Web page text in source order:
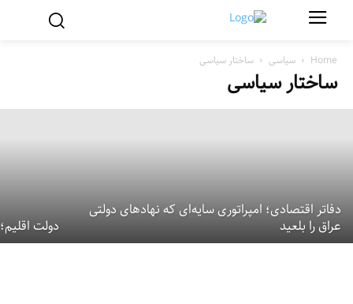
Home سیاسی ساختار سیاسی
ساختار سیاسی
کرکوک؛ ابعاد و دلایل آن
دفاتر اقتصادی؛ امپراتوری سایه‌ای که نهادهای دولتی
عراق را بلعید دولت